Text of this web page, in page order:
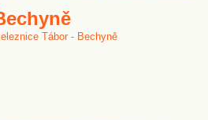
Tábor - Bechyně